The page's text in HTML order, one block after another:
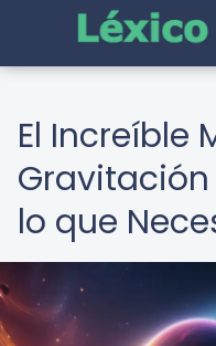
El Increíble
lo que